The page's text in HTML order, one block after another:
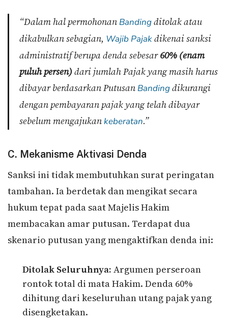
“Dalam hal permohonan Bandingditolak atau
dikabulkan sebagian, Wajib Pajakdikenai sanksi
administratif berupa denda sebesar60% (enam
puluh persen)dari jumlah Pajak yang masih harus
dibayar berdasarkan Putusan Bandingdikurangi
dengan pembayaran pajak yang telah dibayar
sebelum mengajukankeberatan.”
C. Mekanisme Aktivasi Denda
Sanksi ini tidak membutuhkan surat peringatan
tambahan. Ia berdetak dan mengikat secara
hukum tepat pada saat Majelis Hakim
membacakan amar putusan. Terdapat dua
skenario putusan yang mengaktifkan denda ini:
Ditolak Seluruhnya: Argumen perseroan
rontok total di mata Hakim. Denda 60%
dihitung dari keseluruhan utang pajak yang
disengketakan.